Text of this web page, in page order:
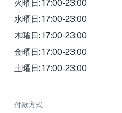
火曜日: 17:00-23:00
水曜日: 17:00-23:00
木曜日: 17:00-23:00
金曜日: 17:00-23:00
土曜日: 17:00-23:00
付款方式